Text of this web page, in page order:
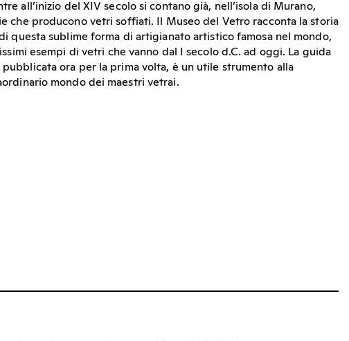
all’inizio del XIV secolo si contano già, nell’isola di Murano,
che producono vetri soffiati. Il Museo del Vetro racconta la storia
questa sublime forma di artigianato artistico famosa nel mondo,
esempi di vetri che vanno dal I secolo d.C. ad oggi. La guida
ora per la prima volta, è un utile strumento alla
mondo dei maestri vetrai.